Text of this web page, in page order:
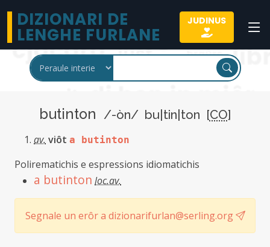
DIZIONARI DE
LENGHE FURLANE
JUDINUS
butinton /-òn/ bu|tin|ton [CO]
av. viôt a butinton
Polirematichis e espressions idiomatichis
a butinton loc.av.
Segnale un erôr a dizionarifurlan@serling.org